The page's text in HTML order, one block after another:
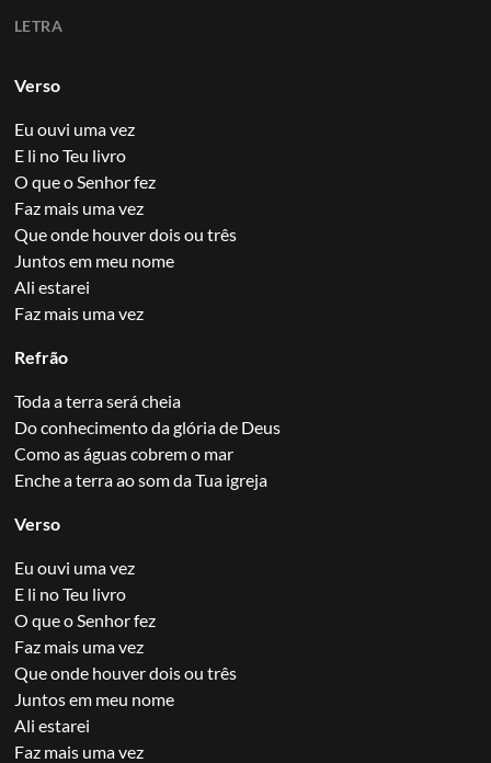
LETRA
Verso
Eu ouvi uma vez
E li no Teu livro
O que o Senhor fez
Faz mais uma vez
Que onde houver dois ou três
Juntos em meu nome
Ali estarei
Faz mais uma vez
Refrão
Toda a terra será cheia
Do conhecimento da glória de Deus
Como as águas cobrem o mar
Enche a terra ao som da Tua igreja
Verso
Eu ouvi uma vez
E li no Teu livro
O que o Senhor fez
Faz mais uma vez
Que onde houver dois ou três
Juntos em meu nome
Ali estarei
Faz mais uma vez